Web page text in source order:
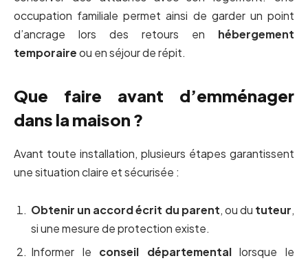
occupation familiale permet ainsi de garder un point
d’ancrage lors des retours en hébergement
temporaireou en séjour de répit.
Que faire avant d’emménager
dans la maison ?
Avant toute installation, plusieurs étapes garantissent
une situation claire et sécurisée :
Obtenir un accord écrit du parent, ou du tuteur,
si une mesure de protection existe.
Informer le conseil départementallorsque le